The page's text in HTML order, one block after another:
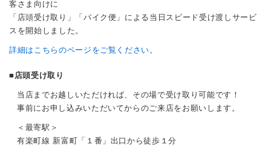
客さま向けに
「店頭受け取り」「バイク便」による当日スピード受け渡しサービ
スを開始しました。
詳細はこちらのページをご覧ください。
■ 店頭受け取り
当店までお越しいただければ、その場で受け取り可能です！
事前にお申し込みいただいてからのご来店をお願いします。
＜最寄駅＞
有楽町線 新富町「１番」出口から徒歩１分